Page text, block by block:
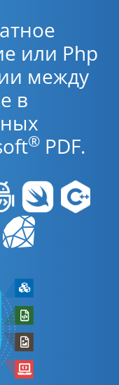
или Php
между
в
® PDF.